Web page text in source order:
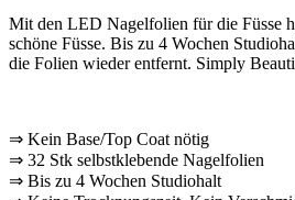
Mit den LED Nagelfolien für die Füsse
schöne Füsse. Bis zu 4 Wochen
die Folien wieder entfernt. Simply
⇒ Kein Base/Top Coat nötig
⇒ 32 Stk selbstklebende Nagelfolien
⇒ Bis zu 4 Wochen Studiohalt